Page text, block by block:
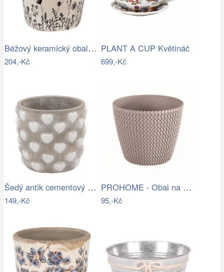
Béžový keramický obal na květináč s…
204,-Kč
PLANT A CUP Květináč
699,-Kč
Šedý antik cementový obal na květináč…
149,-Kč
PROHOME - Obal na květináč SPLOFY 16cm…
95,-Kč